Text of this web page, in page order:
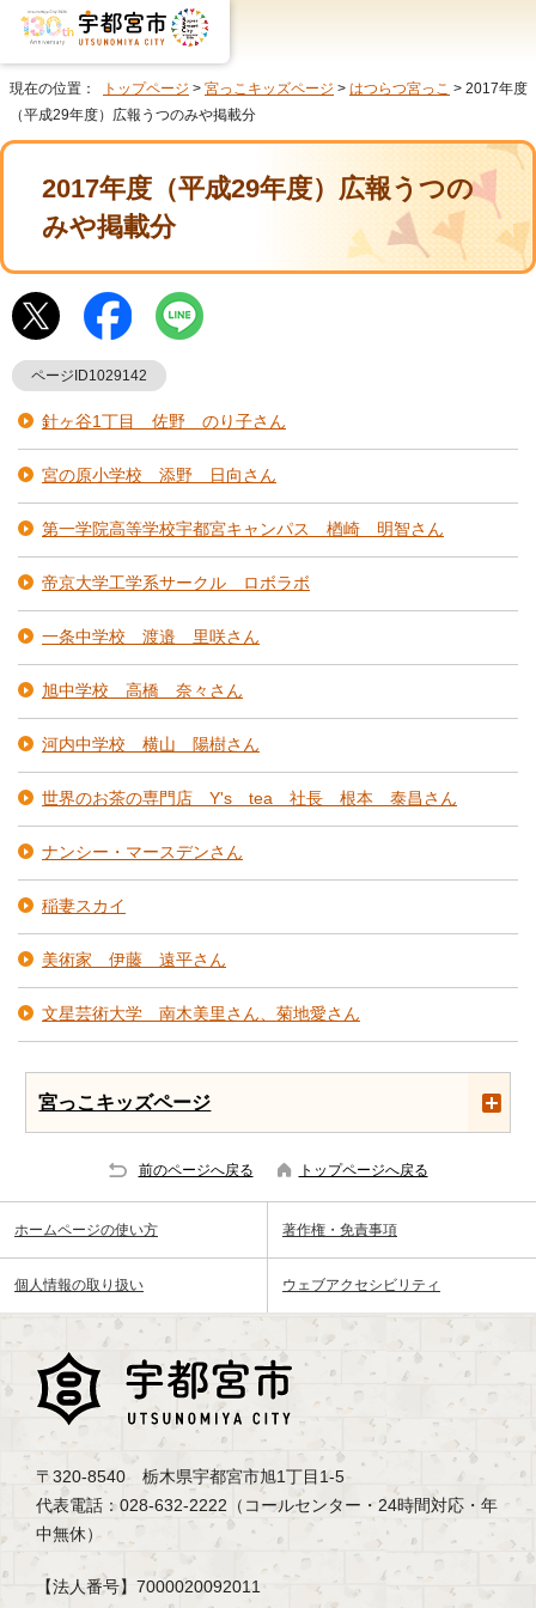
現在の位置： トップページ > 宮っこキッズページ > はつらつ宮っこ > 2017年度
（平成29年度）広報うつのみや掲載分
2017年度（平成29年度）広報うつの
みや掲載分
ページID1029142
針ヶ谷1丁目 佐野 のり子さん
宮の原小学校 添野 日向さん
第一学院高等学校宇都宮キャンパス 楢崎 明智さん
帝京大学工学系サークル ロボラボ
一条中学校 渡邉 里咲さん
旭中学校 高橋 奈々さん
河内中学校 横山 陽樹さん
世界のお茶の専門店 Y's tea 社長 根本 泰昌さん
ナンシー・マースデンさん
稲妻スカイ
美術家 伊藤 遠平さん
文星芸術大学 南木美里さん、菊地愛さん
宮っこキッズページ
前のページへ戻る トップページへ戻る
ホームページの使い方 著作権・免責事項
個人情報の取り扱い ウェブアクセシビリティ
〒320-8540 栃木県宇都宮市旭1丁目1-5
代表電話：028-632-2222（コールセンター・24時間対応・年
中無休）
【法人番号】7000020092011